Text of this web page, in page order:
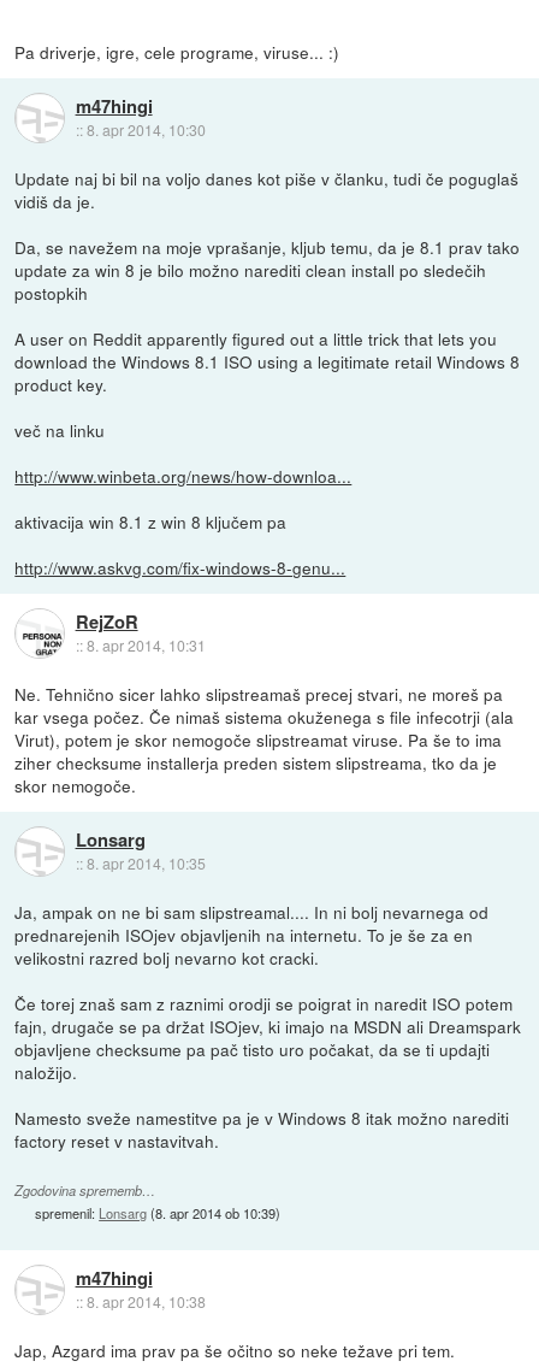
Pa driverje, igre, cele programe, viruse... :)
m47hingi
::8. apr 2014, 10:30
Update naj bi bil na voljo danes kot piše v članku, tudi če poguglaš
vidiš da je.
Da, se navežem na moje vprašanje, kljub temu, da je 8.1 prav tako
update za win 8 je bilo možno narediti clean install po sledečih
postopkih
A user on Reddit apparently figured out a little trick that lets you
download the Windows 8.1 ISO using a legitimate retail Windows 8
product key.
več na linku
http://www.winbeta.org/news/how-downloa...
aktivacija win 8.1 z win 8 ključem pa
http://www.askvg.com/fix-windows-8-genu...
RejZoR
::8. apr 2014, 10:31
Ne. Tehnično sicer lahko slipstreamaš precej stvari, ne moreš pa
kar vsega počez. Če nimaš sistema okuženega s file infecotrji (ala
Virut), potem je skor nemogoče slipstreamat viruse. Pa še to ima
ziher checksume installerja preden sistem slipstreama, tko da je
skor nemogoče.
Lonsarg
::8. apr 2014, 10:35
Ja, ampak on ne bi sam slipstreamal.... In ni bolj nevarnega od
prednarejenih ISOjev objavljenih na internetu. To je še za en
velikostni razred bolj nevarno kot cracki.
Če torej znaš sam z raznimi orodji se poigrat in naredit ISO potem
fajn, drugače se pa držat ISOjev, ki imajo na MSDN ali Dreamspark
objavljene checksume pa pač tisto uro počakat, da se ti updajti
naložijo.
Namesto sveže namestitve pa je v Windows 8 itak možno narediti
factory reset v nastavitvah.
Zgodovina sprememb…
spremenil: Lonsarg(8. apr 2014 ob 10:39)
m47hingi
::8. apr 2014, 10:38
Jap, Azgard ima prav pa še očitno so neke težave pri tem.